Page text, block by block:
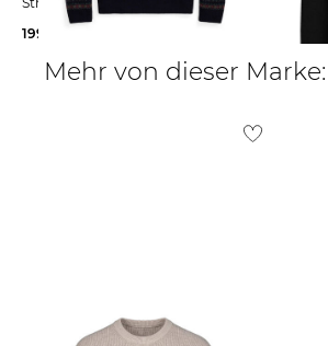
199,99 €
Mehr von dieser Marke: